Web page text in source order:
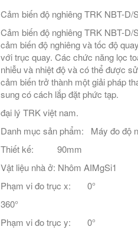
Cảm biến độ nghiêng TRK NBT-D/
Cảm biến độ nghiêng TRK NBT-
cảm biến độ nghiêng và tốc độ
với trục quay. Các chức năng lọc
nhiễu và nhiệt độ và có thể được
cảm biến trở thành một giải pháp
sung có cách lắp đặt phức tạp.
đại lý TRK việt nam.
Danh mục sản phẩm: Máy đo độ
Thiết kế: 90mm
Vật liệu nhà ở: Nhôm AIMgSi1
Phạm vi đo trục x: 0°
360°
Phạm vi đo trục y: 0°